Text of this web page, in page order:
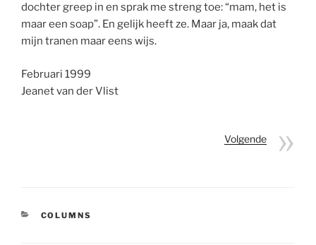
dochter greep in en sprak me streng toe: “mam, het is
maar een soap”. En gelijk heeft ze. Maar ja, maak dat
mijn tranen maar eens wijs.
Februari 1999
Jeanet van der Vlist
Volgende
CATEGORIEËN
COLUMNS